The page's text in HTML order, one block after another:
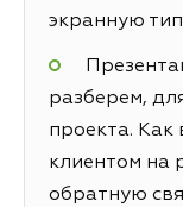
экранную
разберем,
проекта. Как
клиентом на
обратную